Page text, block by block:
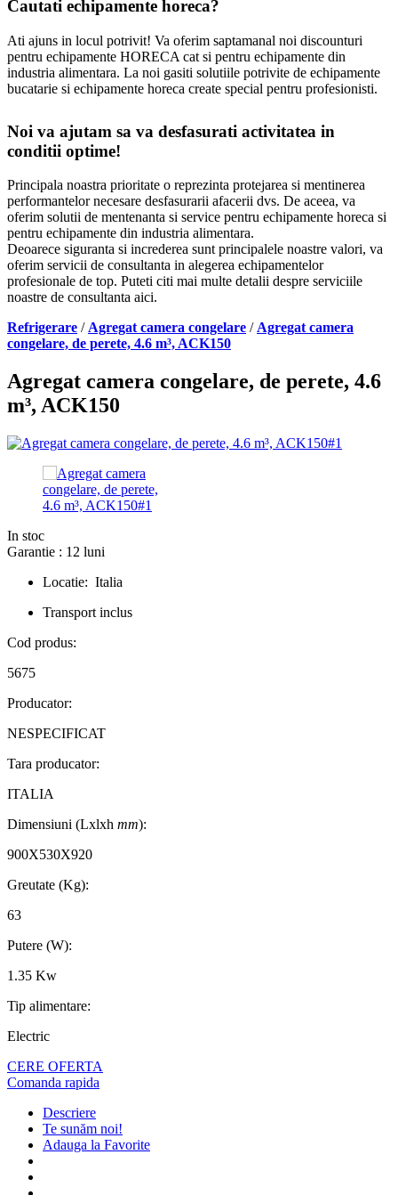
Cautati echipamente horeca?
Ati ajuns in locul potrivit! Va oferim saptamanal noi discounturi
pentru echipamente HORECA cat si pentru echipamente din
industria alimentara. La noi gasiti solutiile potrivite de echipamente
bucatarie si echipamente horeca create special pentru profesionisti.
Noi va ajutam sa va desfasurati activitatea in
conditii optime!
Principala noastra prioritate o reprezinta protejarea si mentinerea
performantelor necesare desfasurarii afacerii dvs. De aceea, va
oferim solutii de mentenanta si service pentru echipamente horeca si
pentru echipamente din industria alimentara.
Deoarece siguranta si increderea sunt principalele noastre valori, va
oferim servicii de consultanta in alegerea echipamentelor
profesionale de top. Puteti citi mai multe detalii despre serviciile
noastre de consultanta aici.
Refrigerare / Agregat camera congelare / Agregat camera
congelare, de perete, 4.6 m³, ACK150
Agregat camera congelare, de perete, 4.6
m³, ACK150
In stoc
Garantie : 12 luni
Locatie: Italia
Transport inclus
Cod produs:
5675
Producator:
NESPECIFICAT
Tara producator:
ITALIA
Dimensiuni (Lxlxh mm):
900X530X920
Greutate (Kg):
63
Putere (W):
1.35 Kw
Tip alimentare:
Electric
CERE OFERTA
Comanda rapida
Descriere
Te sunăm noi!
Adauga la Favorite